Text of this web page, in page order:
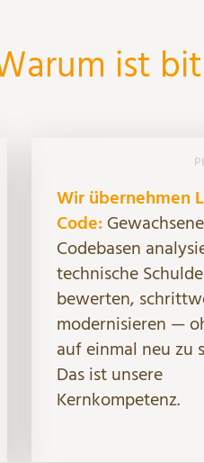
ist
Wir übernehmen
Code:Gewachsene
Codebasen
technische
bewerten,
modernisieren —
auf einmal neu zu
Das ist unsere
Kernkompetenz.